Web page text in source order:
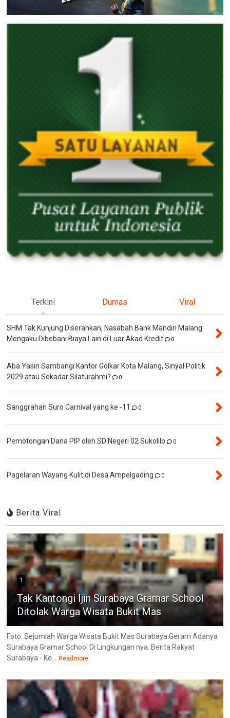
Terkini Dumas Viral
SHM Tak Kunjung Diserahkan, Nasabah Bank Mandiri Malang
Mengaku Dibebani Biaya Lain di Luar Akad Kredit
0
Aba Yasin Sambangi Kantor Golkar Kota Malang, Sinyal Politik
2029 atau Sekadar Silaturahmi?
0
Sanggrahan Suro Carnival yang ke -11 0
Pemotongan Dana PIP oleh SD Negeri 02 Sukolilo 0
Pagelaran Wayang Kulit di Desa Ampelgading 0
Berita Viral
1
Tak Kantongi Ijin Surabaya Gramar School
Ditolak Warga Wisata Bukit Mas
Foto: Sejumlah Warga Wisata Bukit Mas Surabaya Geram Adanya
Surabaya Gramar School Di Lingkungan nya. Berita Rakyat
Surabaya - Ke... Readmore